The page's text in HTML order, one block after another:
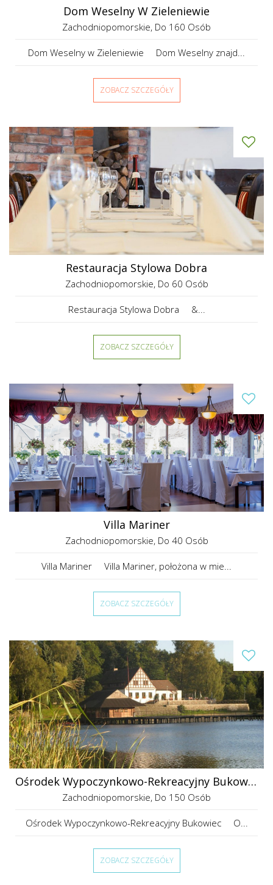
Dom Weselny W Zieleniewie
Zachodniopomorskie, Do 160 Osób
Dom Weselny w Zieleniewie Dom Weselny znajd...
ZOBACZ SZCZEGÓŁY
Restauracja Stylowa Dobra
Zachodniopomorskie, Do 60 Osób
Restauracja Stylowa Dobra &...
ZOBACZ SZCZEGÓŁY
Villa Mariner
Zachodniopomorskie, Do 40 Osób
Villa Mariner Villa Mariner, położona w mie...
ZOBACZ SZCZEGÓŁY
Ośrodek Wypoczynkowo-Rekreacyjny Bukowiec
Zachodniopomorskie, Do 150 Osób
Ośrodek Wypoczynkowo-Rekreacyjny Bukowiec O...
ZOBACZ SZCZEGÓŁY